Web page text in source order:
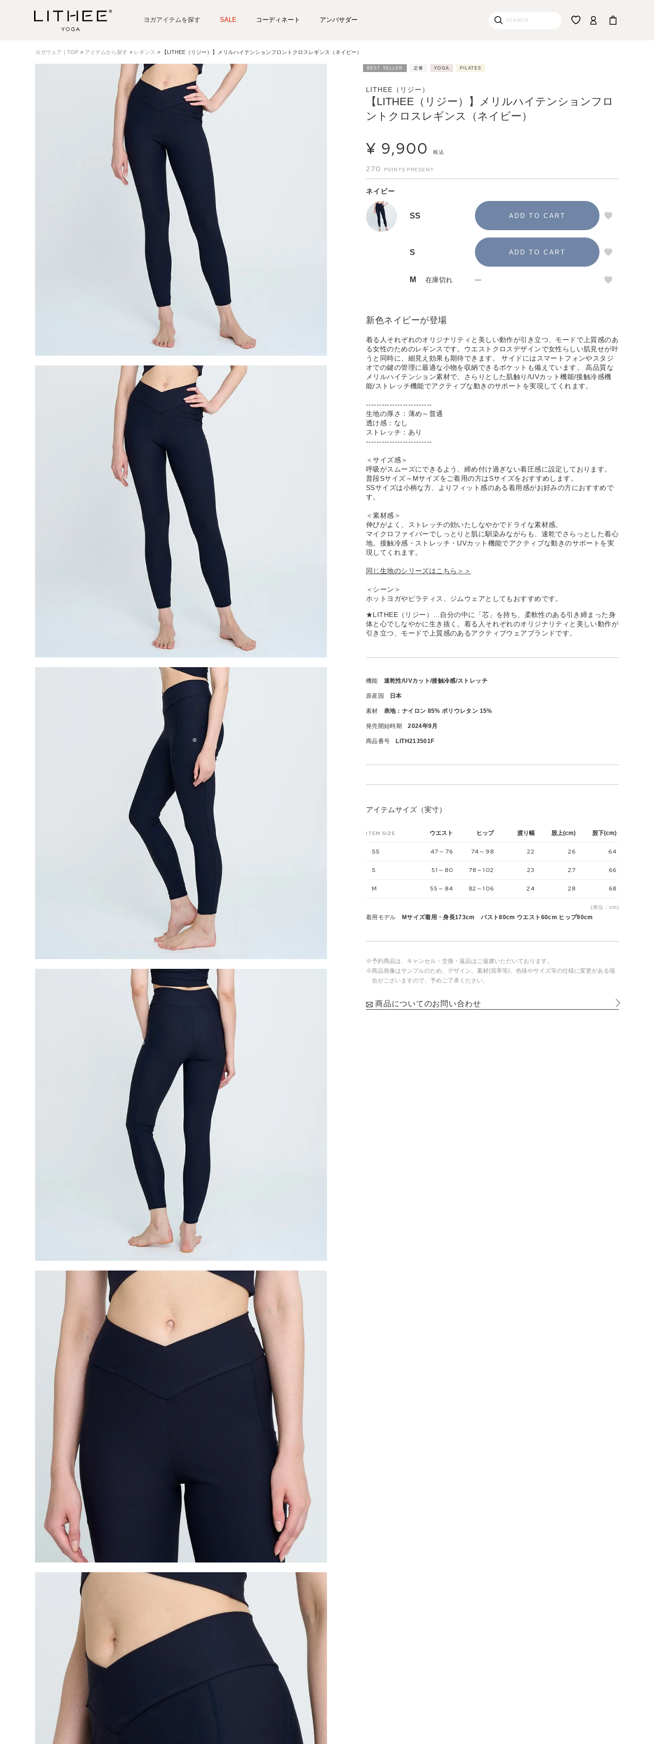
ヨガアイテムを探す SALE コーディネート アンバサダー
ヨガウェア｜TOP アイテムから探す レギンス 【LITHEE（リジー）】メリルハイテンションフロントクロスレギンス（ネイビー）
BEST SELLER 定番 YOGA PILATES
LITHEE（リジー）
【LITHEE（リジー）】メリルハイテンションフロ
ントクロスレギンス（ネイビー）
¥ 9,900 税込
270
ネイビー
SS
S
M 在庫切れ —
新色ネイビーが登場
着る人それぞれのオリジナリティと美しい動作が引き立つ、モードで上質感のあ
る女性のためのレギンスです。ウエストクロスデザインで女性らしい肌見せが叶
うと同時に、細見え効果も期待できます。 サイドにはスマートフォンやスタジ
オでの鍵の管理に最適な小物を収納できるポケットも備えています。 高品質な
メリルハイテンション素材で、さらりとした肌触り/UVカット機能/接触冷感機
能/ストレッチ機能でアクティブな動きのサポートを実現してくれます。
-------------------------
生地の厚さ：薄め～普通
透け感：なし
ストレッチ：あり
-------------------------
＜サイズ感＞
呼吸がスムーズにできるよう、締め付け過ぎない着圧感に設定しております。
普段Sサイズ～Mサイズをご着用の方はSサイズをおすすめします。
SSサイズは小柄な方、よりフィット感のある着用感がお好みの方におすすめで
す。
＜素材感＞
伸びがよく、ストレッチの効いたしなやかでドライな素材感。
マイクロファイバーでしっとりと肌に馴染みながらも、速乾でさらっとした着心
地。接触冷感・ストレッチ・UVカット機能でアクティブな動きのサポートを実
現してくれます。
同じ生地のシリーズはこちら＞＞
＜シーン＞
ホットヨガやピラティス、ジムウェアとしてもおすすめです。
★LITHEE（リジー）…自分の中に「芯」を持ち、柔軟性のある引き締まった身
体と心でしなやかに生き抜く。着る人それぞれのオリジナリティと美しい動作が
引き立つ、モードで上質感のあるアクティブウェアブランドです。
機能 速乾性/UVカット/接触冷感/ストレッチ
原産国 日本
素材 表地：ナイロン 85% ポリウレタン 15%
発売開始時期 2024年9月
商品番号 LITH213501F
アイテムサイズ（実寸）
ITEM SIZE ウエスト ヒップ 渡り幅 股上(cm) 股下(cm)
SS 47～76 74～98 22 26 64
S 51～80 78～102 23 27 66
M 55～84 82～106 24 28 68
(単位：cm)
着用モデル Mサイズ着用・身長173cm バスト80cm ウエスト60cm ヒップ90cm
※予約商品は、キャンセル・交換・返品はご遠慮いただいております。
※商品画像はサンプルのため、デザイン、素材(混率等)、色味やサイズ等の仕様に変更がある場
合がございますので、予めご了承ください。
商品についてのお問い合わせ